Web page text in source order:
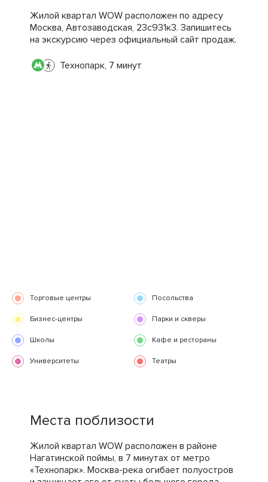
Жилой квартал WOW расположен по адресу
Москва, Автозаводская, 23с931к3. Запишитесь
на экскурсию через официальный сайт продаж.
Технопарк, 7 минут
Торговые центры Посольства
Бизнес-центры Парки и скверы
Школы Кафе и рестораны
Университеты Театры
Места поблизости
Жилой квартал WOW расположен в районе
Нагатинской поймы, в 7 минутах от метро
«Технопарк». Москва-река огибает полуостров